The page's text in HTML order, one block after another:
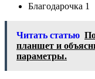
Благодарочка 1
Читать статью
планшет и
параметры.